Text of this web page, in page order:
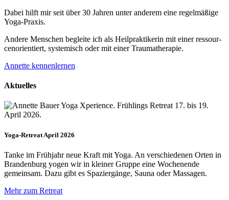
Dabei hilft mir seit über 30 Jahren unter anderem eine regelmäßige
Yoga-Praxis.
Andere Menschen begleite ich als Heil­prakti­kerin mit einer ressour­
cenorien­tiert, systemisch oder mit einer Trauma­therapie.
Annette kennenlernen
Aktuelles
Yoga-Retreat April 2026
Tanke im Frühjahr neue Kraft mit Yoga. An verschiedenen Orten in
Brandenburg yogen wir in kleiner Gruppe eine Wochenende
gemeinsam. Dazu gibt es Spaziergänge, Sauna oder Massagen.
Mehr zum Retreat